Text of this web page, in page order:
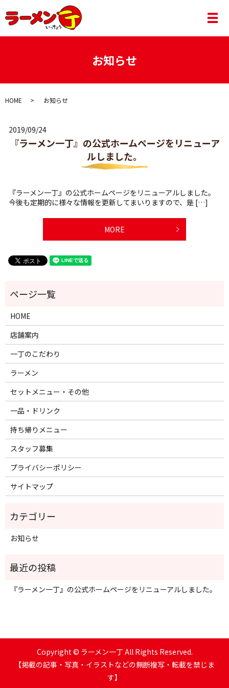
メ
お知らせ
HOME お知らせ
2019/09/24
『ラーメン一丁』の公式ホームページをリニューア
ルしました。
『ラーメン一丁』の公式ホームページをリニューアルしました。
今後も定期的に様々な情報を更新してまいりますので、是 […]
MORE
HOME
店舗案内
一丁のこだわり
ラーメン
セットメニュー・その他
一品・ドリンク
持ち帰りメニュー
スタッフ募集
プライバシーポリシー
サイトマップ
お知らせ
『ラーメン一丁』の公式ホームページをリニューアルしました。
Copyright © ラーメン一丁 All Rights Reserved.
【掲載の記事・写真・イラストなどの無断複写・転載を禁じま
す】